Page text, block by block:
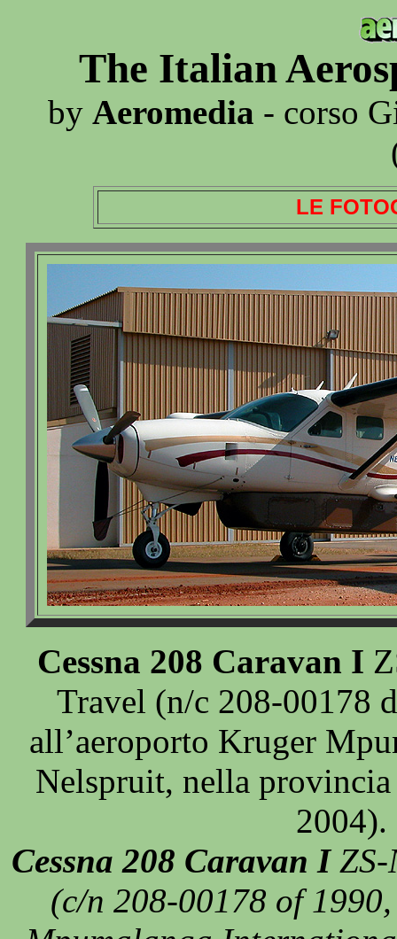
The Italian
by Aeromedia - corso
LE
Cessna 208 Caravan I
Travel (n/c 208-00178
all’aeroporto Kruger
Nelspruit, nella
2004).
Cessna 208 Caravan IZS-
(c/n 208-00178 of